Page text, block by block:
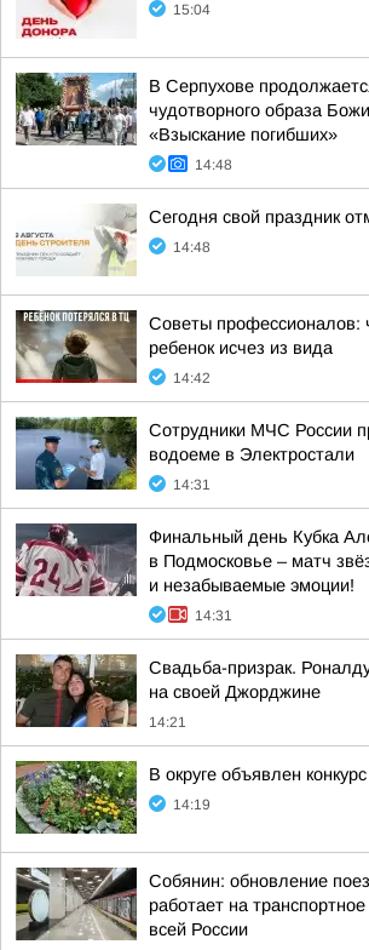
15:04
В Серпухове
чудотворного образа
«Взыскание погибших»
14:48
Сегодня свой праздник
14:48
Советы профессионалов:
ребенок исчез из вида
14:42
Сотрудники МЧС России
водоеме в Электростали
14:31
Финальный день Кубка
в Подмосковье – матч
и незабываемые эмоции!
14:31
Свадьба-призрак.
на своей Джорджине
14:21
В округе объявлен
14:19
Собянин: обновление
работает на
всей России